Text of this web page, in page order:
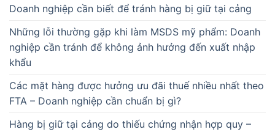
Doanh nghiệp cần biết để tránh hàng bị giữ tại cảng
Những lỗi thường gặp khi làm MSDS mỹ phẩm: Doanh
nghiệp cần tránh để không ảnh hưởng đến xuất nhập
khẩu
Các mặt hàng được hưởng ưu đãi thuế nhiều nhất theo
FTA – Doanh nghiệp cần chuẩn bị gì?
Hàng bị giữ tại cảng do thiếu chứng nhận hợp quy –